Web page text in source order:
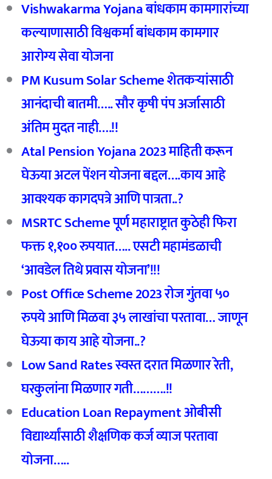
Vishwakarma Yojana बांधकाम कामगारांच्या
कल्याणासाठी विश्वकर्मा बांधकाम कामगार
आरोग्य सेवा योजना
PM Kusum Solar Schemeशेतकर्‍यांसाठी
आनंदाची बातमी….. सौर कृषी पंप अर्जासाठी
अंतिम मुदत नाही….!!
Atal Pension Yojana 2023माहिती करून
घेऊया अटल पेंशन योजना बद्दल….काय आहे
आवश्यक कागदपत्रे आणि पात्रता..?
MSRTC Schemeपूर्ण महाराष्ट्रात कुठेही फिरा
फक्त १,१०० रुपयात….. एसटी महामंडळाची
‘आवडेल तिथे प्रवास योजना’!!!
Post Office Scheme 2023रोज गुंतवा ५०
रुपये आणि मिळवा ३५ लाखांचा परतावा… जाणून
घेऊया काय आहे योजना..?
Low Sand Ratesस्वस्त दरात मिळणार रेती,
घरकुलांना मिळणार गती……….!!
Education Loan Repaymentओबीसी
विद्यार्थ्यांसाठी शैक्षणिक कर्ज व्याज परतावा
योजना…..